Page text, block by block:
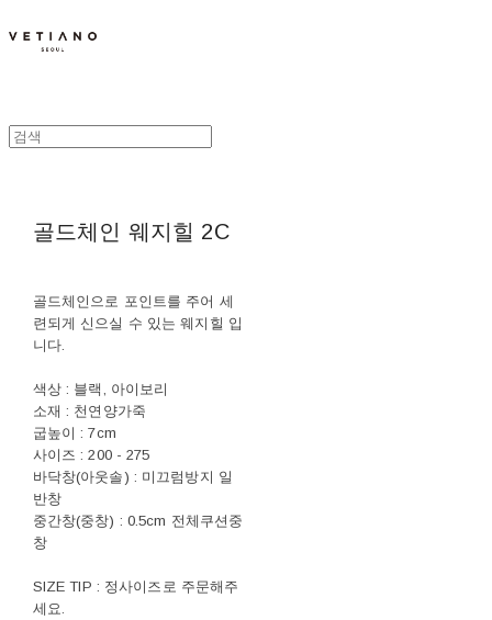
골드체인 웨지힐 2C
골드체인으로 포인트를 주어 세
련되게 신으실 수 있는 웨지힐 입
니다.
색상 : 블랙, 아이보리
소재 : 천연양가죽
굽높이 : 7cm
사이즈 : 200 - 275
바닥창(아웃솔) : 미끄럼방지 일
반창
중간창(중창) : 0.5cm 전체쿠션중
창
SIZE TIP : 정사이즈로 주문해주
세요.